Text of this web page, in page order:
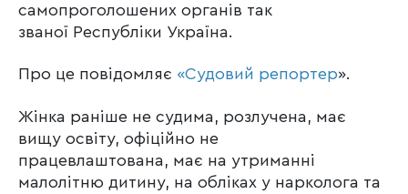
самопроголошених органів так
званої Республіки Україна.
Про це повідомляє «Судовий репортер».
Жінка раніше не судима, розлучена, має
вищу освіту, офіційно не
працевлаштована, має на утриманні
малолітню дитину, на обліках у нарколога та